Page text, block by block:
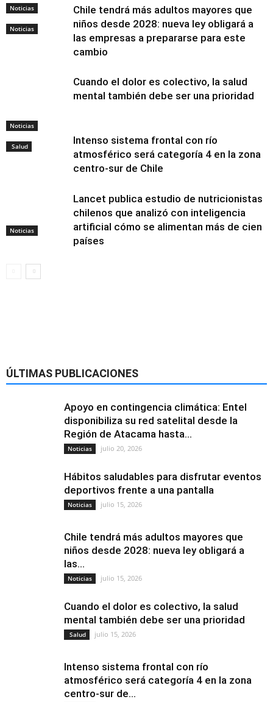
Noticias
Noticias
Noticias
Chile tendrá más adultos mayores que
niños desde 2028: nueva ley obligará a
las empresas a prepararse para este
cambio
Salud
Cuando el dolor es colectivo, la salud
mental también debe ser una prioridad
Noticias
Intenso sistema frontal con río
atmosférico será categoría 4 en la zona
centro-sur de Chile
Lancet publica estudio de nutricionistas
chilenos que analizó con inteligencia
artificial cómo se alimentan más de cien
países
ÚLTIMAS PUBLICACIONES
Apoyo en contingencia climática: Entel
disponibiliza su red satelital desde la
Región de Atacama hasta...
Noticias julio 20, 2026
Hábitos saludables para disfrutar eventos
deportivos frente a una pantalla
Noticias julio 15, 2026
Chile tendrá más adultos mayores que
niños desde 2028: nueva ley obligará a
las...
Noticias julio 15, 2026
Cuando el dolor es colectivo, la salud
mental también debe ser una prioridad
Salud julio 15, 2026
Intenso sistema frontal con río
atmosférico será categoría 4 en la zona
centro-sur de...